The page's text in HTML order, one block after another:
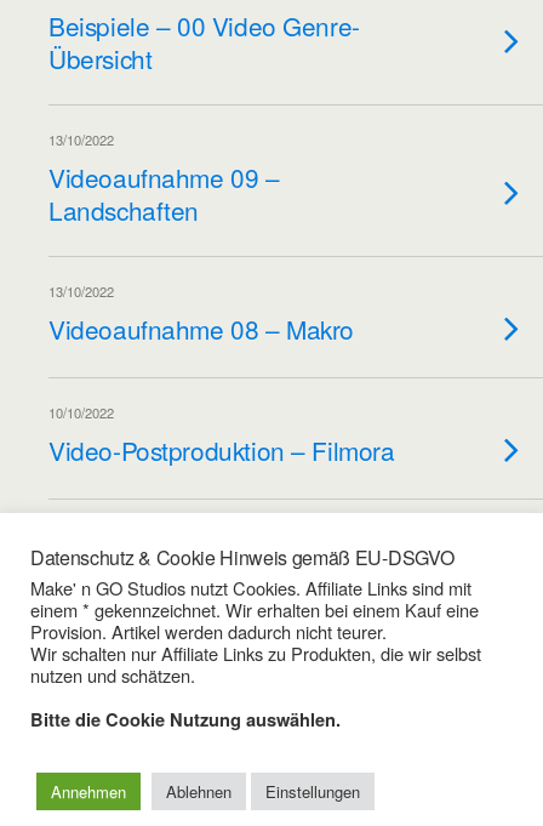
Beispiele – 00 Video Genre-
Übersicht
13/10/2022
Videoaufnahme 09 –
Landschaften
13/10/2022
Videoaufnahme 08 – Makro
10/10/2022
Video-Postproduktion – Filmora
Videoaufnahme – Screencast
Weitere Mit Diesem Tag Laden…
Zum Seitenanfang
Datenschutz & Cookie Hinweis gemäß EU-DSGVO
Make' n GO Studios nutzt Cookies. Affiliate Links sind mit
einem * gekennzeichnet. Wir erhalten bei einem Kauf eine
Provision. Artikel werden dadurch nicht teurer.
Wir schalten nur Affiliate Links zu Produkten, die wir selbst
nutzen und schätzen.
Bitte die Cookie Nutzung auswählen.
Annehmen Ablehnen Einstellungen